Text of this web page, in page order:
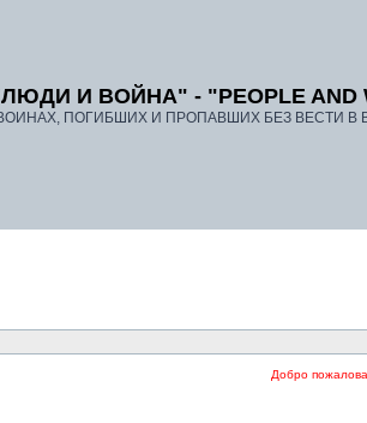
И ВОЙНА" - "PEOPLE AND
ПОГИБШИХ И ПРОПАВШИХ БЕЗ ВЕСТИ В
Добро